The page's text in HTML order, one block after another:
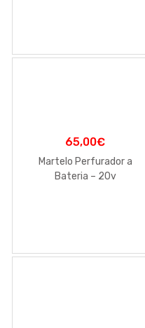
65,00€
Martelo Perfurador a
Bateria – 20v